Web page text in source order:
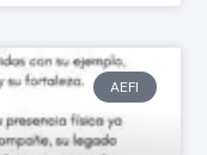
AEFI